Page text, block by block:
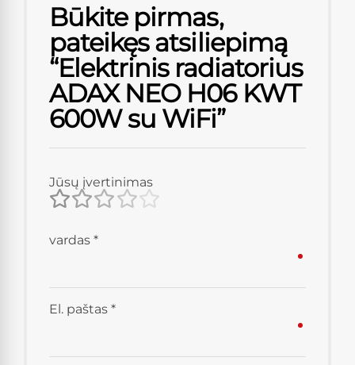
Būkite pirmas,
pateikęs atsiliepimą
“Elektrinis radiatorius
ADAX NEO H06 KWT
600W su WiFi”
Jūsų įvertinimas
vardas *
El. paštas *